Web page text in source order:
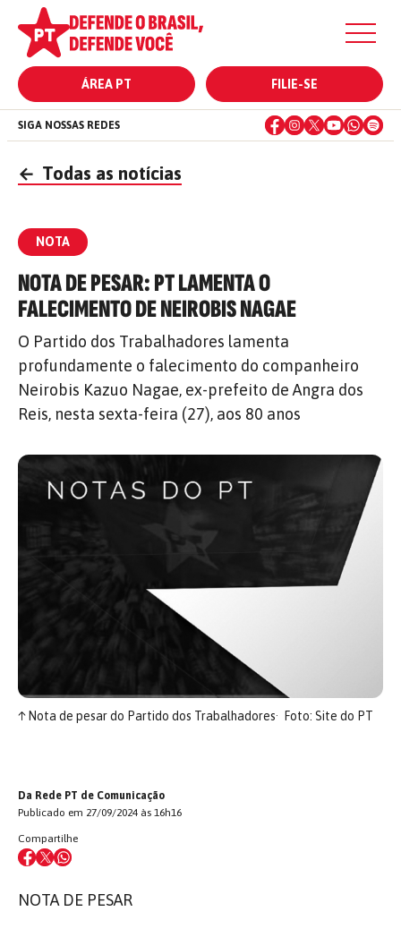
ÁREA PT FILIE-SE
SIGA NOSSAS REDES
← Todas as notícias
NOTA
NOTA DE PESAR: PT LAMENTA O
FALECIMENTO DE NEIROBIS NAGAE
O Partido dos Trabalhadores lamenta
profundamente o falecimento do companheiro
Neirobis Kazuo Nagae, ex-prefeito de Angra dos
Reis, nesta sexta-feira (27), aos 80 anos
↑Nota de pesar do Partido dos Trabalhadores Foto: Site do PT
Da Rede PT de Comunicação
Publicado em 27/09/2024 às 16h16
Compartilhe
NOTA DE PESAR